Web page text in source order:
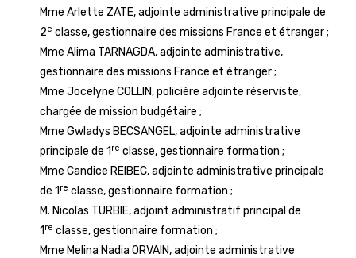
Mme Arlette ZATE, adjointe administrative principale de
2e classe, gestionnaire des missions France et étranger ;
Mme Alima TARNAGDA, adjointe administrative,
gestionnaire des missions France et étranger ;
Mme Jocelyne COLLIN, policière adjointe réserviste,
chargée de mission budgétaire ;
Mme Gwladys BECSANGEL, adjointe administrative
principale de 1 re classe, gestionnaire formation ;
Mme Candice REIBEC, adjointe administrative principale
de 1 re classe, gestionnaire formation ;
M. Nicolas TURBIE, adjoint administratif principal de
1 re classe, gestionnaire formation ;
Mme Melina Nadia ORVAIN, adjointe administrative